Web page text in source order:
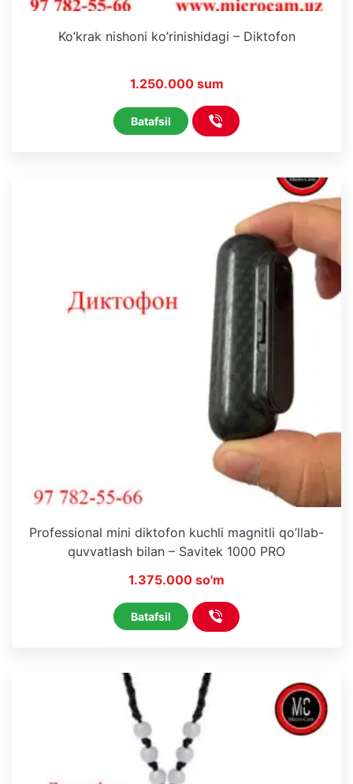
Ko’krak nishoni ko’rinishidagi – Diktofon
1.250.000 sum
Batafsil
Professional mini diktofon kuchli magnitli qo’llab-
quvvatlash bilan – Savitek 1000 PRO
1.375.000 so'm
Batafsil